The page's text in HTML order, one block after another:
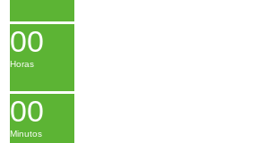
00
Horas
00
Minutos